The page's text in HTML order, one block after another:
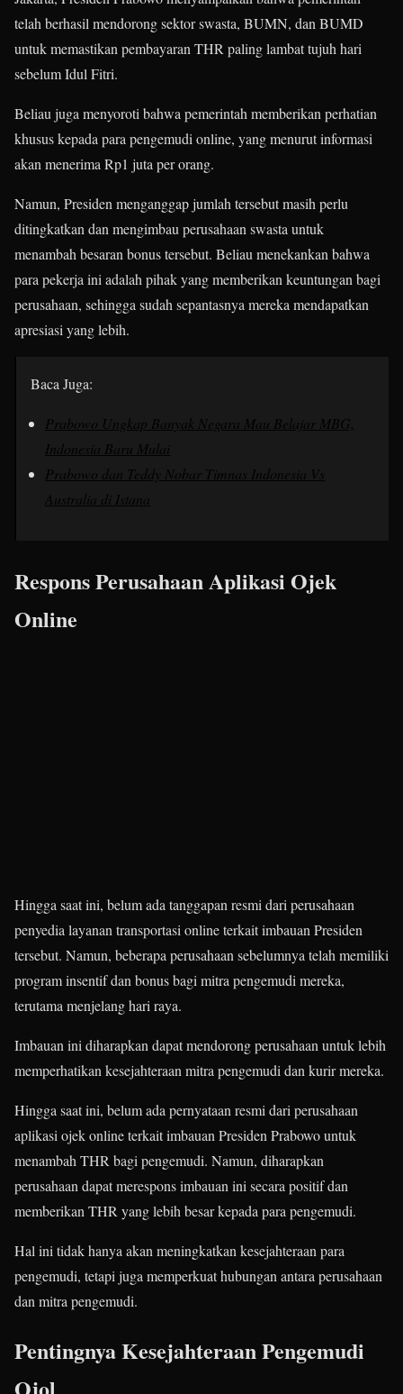
telah berhasil mendorong sektor swasta, BUMN, dan BUMD
untuk memastikan pembayaran THR paling lambat tujuh hari
sebelum Idul Fitri.
Beliau juga menyoroti bahwa pemerintah memberikan perhatian
khusus kepada para pengemudi online, yang menurut informasi
akan menerima Rp1 juta per orang.
Namun, Presiden menganggap jumlah tersebut masih perlu
ditingkatkan dan mengimbau perusahaan swasta untuk
menambah besaran bonus tersebut. Beliau menekankan bahwa
para pekerja ini adalah pihak yang memberikan keuntungan bagi
perusahaan, sehingga sudah sepantasnya mereka mendapatkan
apresiasi yang lebih.
Baca Juga:
Prabowo Ungkap Banyak Negara Mau Belajar MBG,
Indonesia Baru Mulai
Prabowo dan Teddy Nobar Timnas Indonesia Vs
Australia di Istana
Respons Perusahaan Aplikasi Ojek
Online
Hingga saat ini, belum ada tanggapan resmi dari perusahaan
penyedia layanan transportasi online terkait imbauan Presiden
tersebut. Namun, beberapa perusahaan sebelumnya telah memiliki
program insentif dan bonus bagi mitra pengemudi mereka,
terutama menjelang hari raya.
Imbauan ini diharapkan dapat mendorong perusahaan untuk lebih
memperhatikan kesejahteraan mitra pengemudi dan kurir mereka.
Hingga saat ini, belum ada pernyataan resmi dari perusahaan
aplikasi ojek online terkait imbauan Presiden Prabowo untuk
menambah THR bagi pengemudi. Namun, diharapkan
perusahaan dapat merespons imbauan ini secara positif dan
memberikan THR yang lebih besar kepada para pengemudi.
Hal ini tidak hanya akan meningkatkan kesejahteraan para
pengemudi, tetapi juga memperkuat hubungan antara perusahaan
dan mitra pengemudi.​
Pentingnya Kesejahteraan Pengemudi